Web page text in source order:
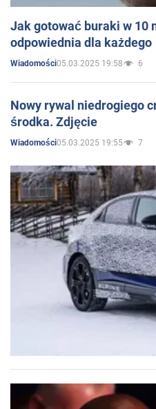
Jak gotować buraki w 10
odpowiednia dla każdego
Wiadomości05.03.2025 19:58 6
Nowy rywal niedrogiego
środka. Zdjęcie
Wiadomości05.03.2025 19:55 7